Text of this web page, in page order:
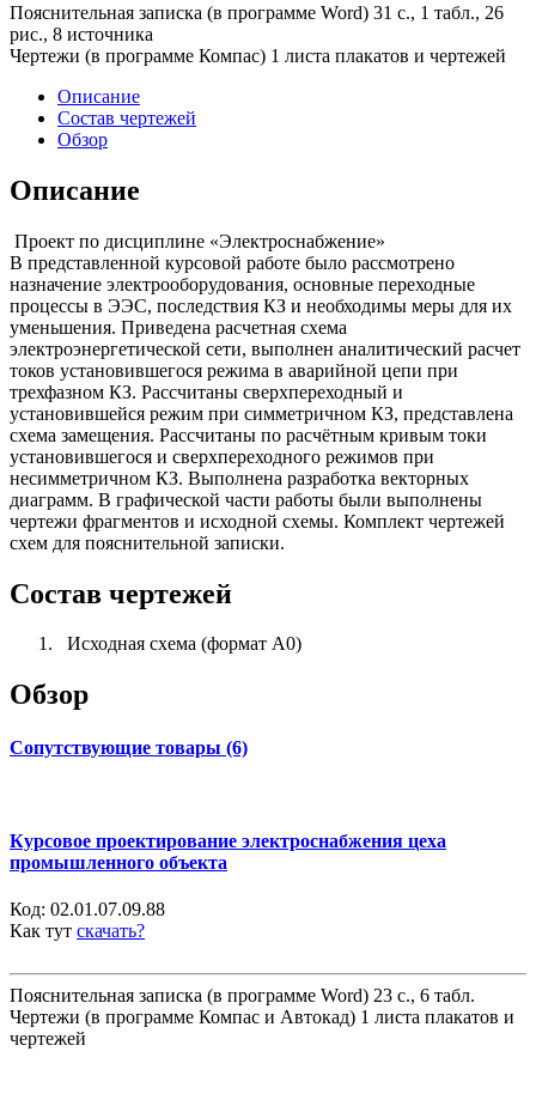
Пояснительная записка (в программе Word) 31 с., 1 табл., 26
рис., 8 источника
Чертежи (в программе Компас) 1 листа плакатов и чертежей
Описание
Состав чертежей
Обзор
Описание
Проект по дисциплине «Электроснабжение»
В представленной курсовой работе было рассмотрено
назначение электрооборудования, основные переходные
процессы в ЭЭС, последствия КЗ и необходимы меры для их
уменьшения. Приведена расчетная схема
электроэнергетической сети, выполнен аналитический расчет
токов установившегося режима в аварийной цепи при
трехфазном КЗ. Рассчитаны сверхпереходный и
установившейся режим при симметричном КЗ, представлена
схема замещения. Рассчитаны по расчётным кривым токи
установившегося и сверхпереходного режимов при
несимметричном КЗ. Выполнена разработка векторных
диаграмм. В графической части работы были выполнены
чертежи фрагментов и исходной схемы. Комплект чертежей
схем для пояснительной записки.
Состав чертежей
Исходная схема (формат А0)
Обзор
Сопутствующие товары (6)
Курсовое проектирование электроснабжения цеха
промышленного объекта
Код: 02.01.07.09.88
Как тут скачать?
Пояснительная записка (в программе Word) 23 с., 6 табл.
Чертежи (в программе Компас и Автокад) 1 листа плакатов и
чертежей